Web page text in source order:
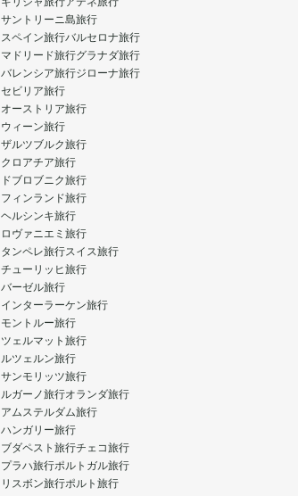
サントリーニ島旅行
スペイン旅行バルセロナ旅行
マドリード旅行グラナダ旅行
バレンシア旅行ジローナ旅行
セビリア旅行
オーストリア旅行
ウィーン旅行
ザルツブルク旅行
クロアチア旅行
ドブロブニク旅行
フィンランド旅行
ヘルシンキ旅行
ロヴァニエミ旅行
タンペレ旅行スイス旅行
チューリッヒ旅行
バーゼル旅行
インターラーケン旅行
モントルー旅行
ツェルマット旅行
ルツェルン旅行
サンモリッツ旅行
ルガーノ旅行オランダ旅行
アムステルダム旅行
ハンガリー旅行
ブダペスト旅行チェコ旅行
プラハ旅行ポルトガル旅行
リスボン旅行ポルト旅行